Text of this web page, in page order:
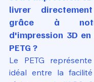
livrer
grâce à
d'impression 3D
PETG ?
Le PETG
idéal entre la